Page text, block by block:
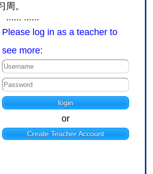
周。
...... ......
Please log in as a teacher to
see more:
or
Create Teacher Account